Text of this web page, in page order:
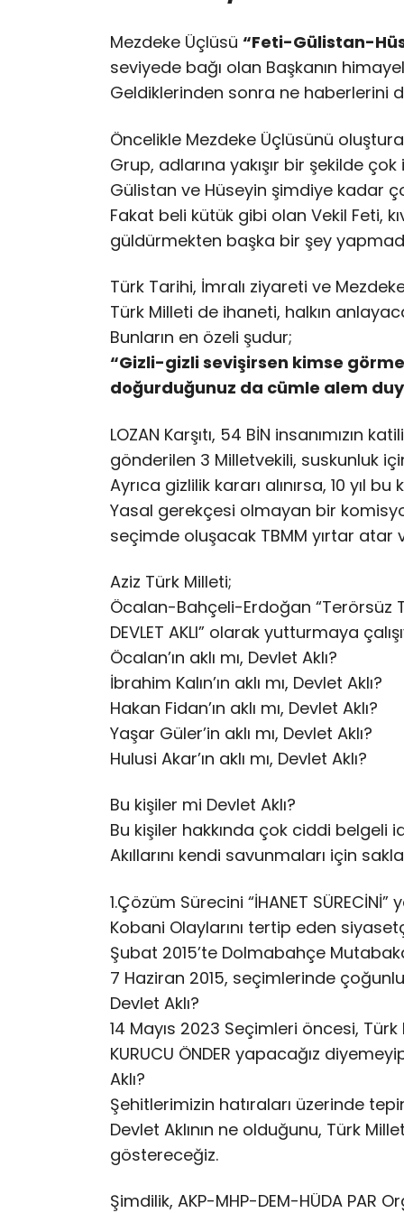
Mezdeke Üçlüsü “Feti-Gülistan-
seviyede bağı olan Başkanın
Geldiklerinden sonra ne haberlerini
Öncelikle Mezdeke Üçlüsünü
Grup, adlarına yakışır bir şekilde çok
Gülistan ve Hüseyin şimdiye kadar
Fakat beli kütük gibi olan Vekil Feti,
güldürmekten başka bir şey
Türk Tarihi, İmralı ziyareti ve
Türk Milleti de ihaneti, halkın
Bunların en özeli şudur;
“Gizli-gizli sevişirsen kimse
doğurduğunuz da cümle alem
LOZAN Karşıtı, 54 BİN insanımızın
gönderilen 3 Milletvekili, suskunluk
Ayrıca gizlilik kararı alınırsa, 10 yıl
Yasal gerekçesi olmayan bir
seçimde oluşacak TBMM yırtar atar
Aziz Türk Milleti;
Öcalan-Bahçeli-Erdoğan “Terörsüz
DEVLET AKLI” olarak yutturmaya
Öcalan’ın aklı mı, Devlet Aklı?
İbrahim Kalın’ın aklı mı, Devlet Aklı?
Hakan Fidan’ın aklı mı, Devlet Aklı?
Yaşar Güler’in aklı mı, Devlet Aklı?
Hulusi Akar’ın aklı mı, Devlet Aklı?
Bu kişiler mi Devlet Aklı?
Bu kişiler hakkında çok ciddi belgeli
Akıllarını kendi savunmaları için
1.Çözüm Sürecini “İHANET
Kobani Olaylarını tertip eden
Şubat 2015’te Dolmabahçe
7 Haziran 2015, seçimlerinde
Devlet Aklı?
14 Mayıs 2023 Seçimleri öncesi,
KURUCU ÖNDER yapacağız
Aklı?
Şehitlerimizin hatıraları üzerinde
Devlet Aklının ne olduğunu, Türk
göstereceğiz.
Şimdilik, AKP-MHP-DEM-HÜDA PAR